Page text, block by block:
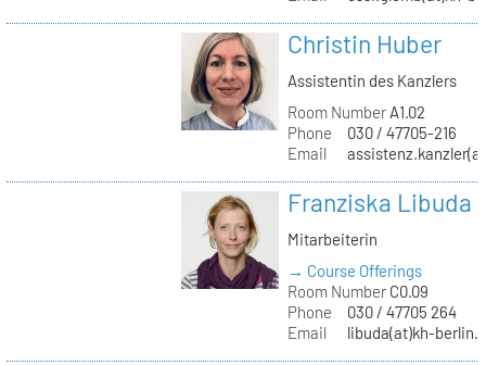
Christin Huber
Assistentin des Kanzlers
Room NumberA1.02
Phone
030 / 47705-216
Email
Franziska Libuda
Mitarbeiterin
→ Course Offerings
Room NumberC0.09
Phone
030 / 47705 264
Email
libuda(at)kh-